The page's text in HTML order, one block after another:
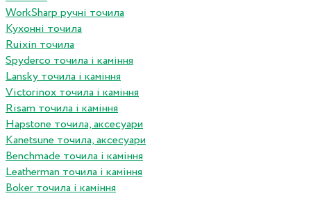
WorkSharp ручні точила
Кухонні точила
Ruixin точила
Spyderco точила і каміння
Lansky точила і каміння
Victorinox точила і каміння
Risam точила і каміння
Hapstone точила, аксесуари
Kanetsune точила, аксесуари
Benchmade точила і каміння
Leatherman точила і каміння
Boker точила і каміння